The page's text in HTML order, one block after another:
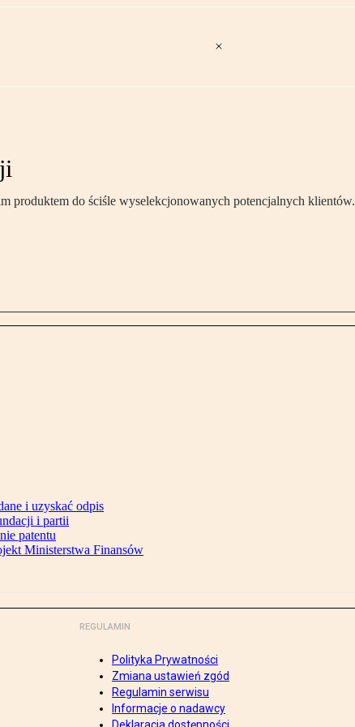
produktem do ściśle wyselekcjonowanych potencjalnych klientów.
i uzyskać odpis
i partii
patentu
Ministerstwa Finansów
REGULAMIN
Polityka Prywatności
Zmiana ustawień zgód
Regulamin serwisu
Informacje o nadawcy